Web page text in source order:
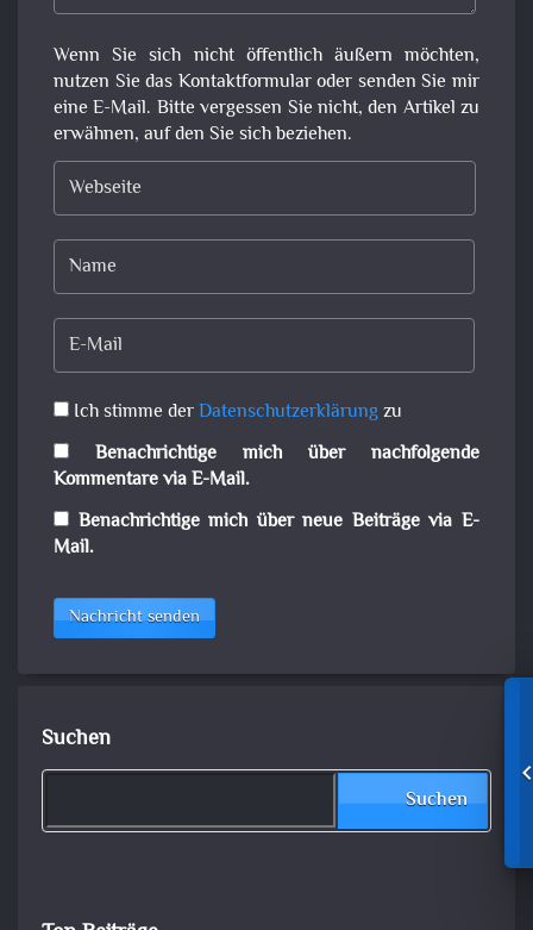
Wenn Sie sich nicht öffentlich äußern möchten,
nutzen Sie das Kontaktformular oder senden Sie mir
eine E-Mail. Bitte vergessen Sie nicht, den Artikel zu
erwähnen, auf den Sie sich beziehen.
Ich stimme derDatenschutzerklärungzu
Benachrichtige mich über nachfolgende
Kommentare via E-Mail.
Benachrichtige mich über neue Beiträge via E-
Mail.
Nachricht senden
Suchen
Suchen